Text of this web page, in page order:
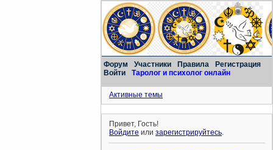
Форум Участники Правила
Регистрация
Войти
Таролог и психолог онлайн
Активные темы
Привет, Гость!
Войдите илизарегистрируйтесь.